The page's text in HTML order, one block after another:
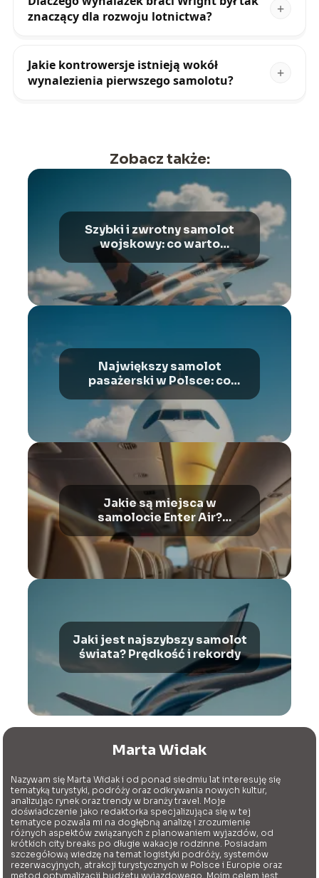
znaczący dla rozwoju lotnictwa?
Jakie kontrowersje istnieją wokół
wynalezienia pierwszego samolotu?
Zobacz także:
Szybki i zwrotny samolot
wojskowy: co warto
wiedzieć?
Największy samolot
pasażerski w Polsce: co
warto wiedzieć?
Jakie są miejsca w
samolocie Enter Air?
Przewodnik po Boeing 737-
800
Jaki jest najszybszy samolot
świata? Prędkość i rekordy
Marta Widak
Nazywam się Marta Widak i od ponad siedmiu lat interesuję się
tematyką turystyki, podróży oraz odkrywania nowych kultur,
analizując rynek oraz trendy w branży travel. Moje
doświadczenie jako redaktorka specjalizująca się w tej
tematyce pozwala mi na dogłębną analizę i zrozumienie
różnych aspektów związanych z planowaniem wyjazdów, od
krótkich city breaks po długie wakacje rodzinne. Posiadam
szczegółową wiedzę na temat logistyki podróży, systemów
rezerwacyjnych, atrakcji turystycznych w Polsce i Europie oraz
metod optymalizacji budżetu wyjazdowego. Moim celem jest